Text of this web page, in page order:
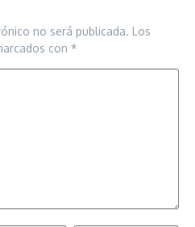
no será publicada. Los
con *